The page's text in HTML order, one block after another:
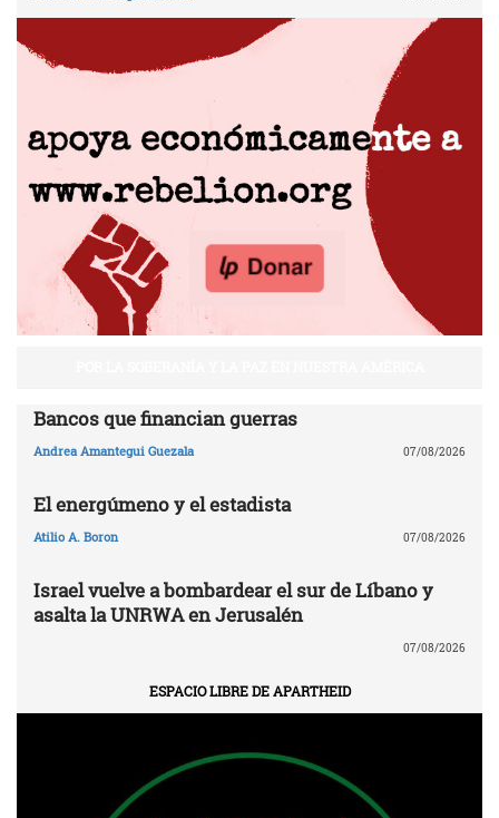
Bancos que financian guerras
Andrea Amantegui Guezala 07/08/2026
El energúmeno y el estadista
Atilio A. Boron 07/08/2026
Israel vuelve a bombardear el sur de Líbano y
asalta la UNRWA en Jerusalén
07/08/2026
ESPACIO LIBRE DE APARTHEID